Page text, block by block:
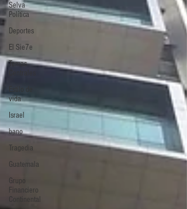
Selva
Política
Deportes
El Sie7e
Temas
vida
Israel
bano
Tragedia
Guatemala
Grupo
Financiero
Continental